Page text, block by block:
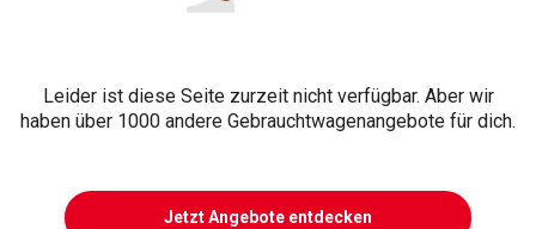
Leider ist diese Seite zurzeit nicht verfügbar. Aber wir
haben über 1000 andere Gebrauchtwagenangebote für dich.
Jetzt Angebote entdecken